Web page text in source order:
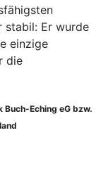
stabil: Er wurde
einzige
die
Buch-Eching eG bzw.